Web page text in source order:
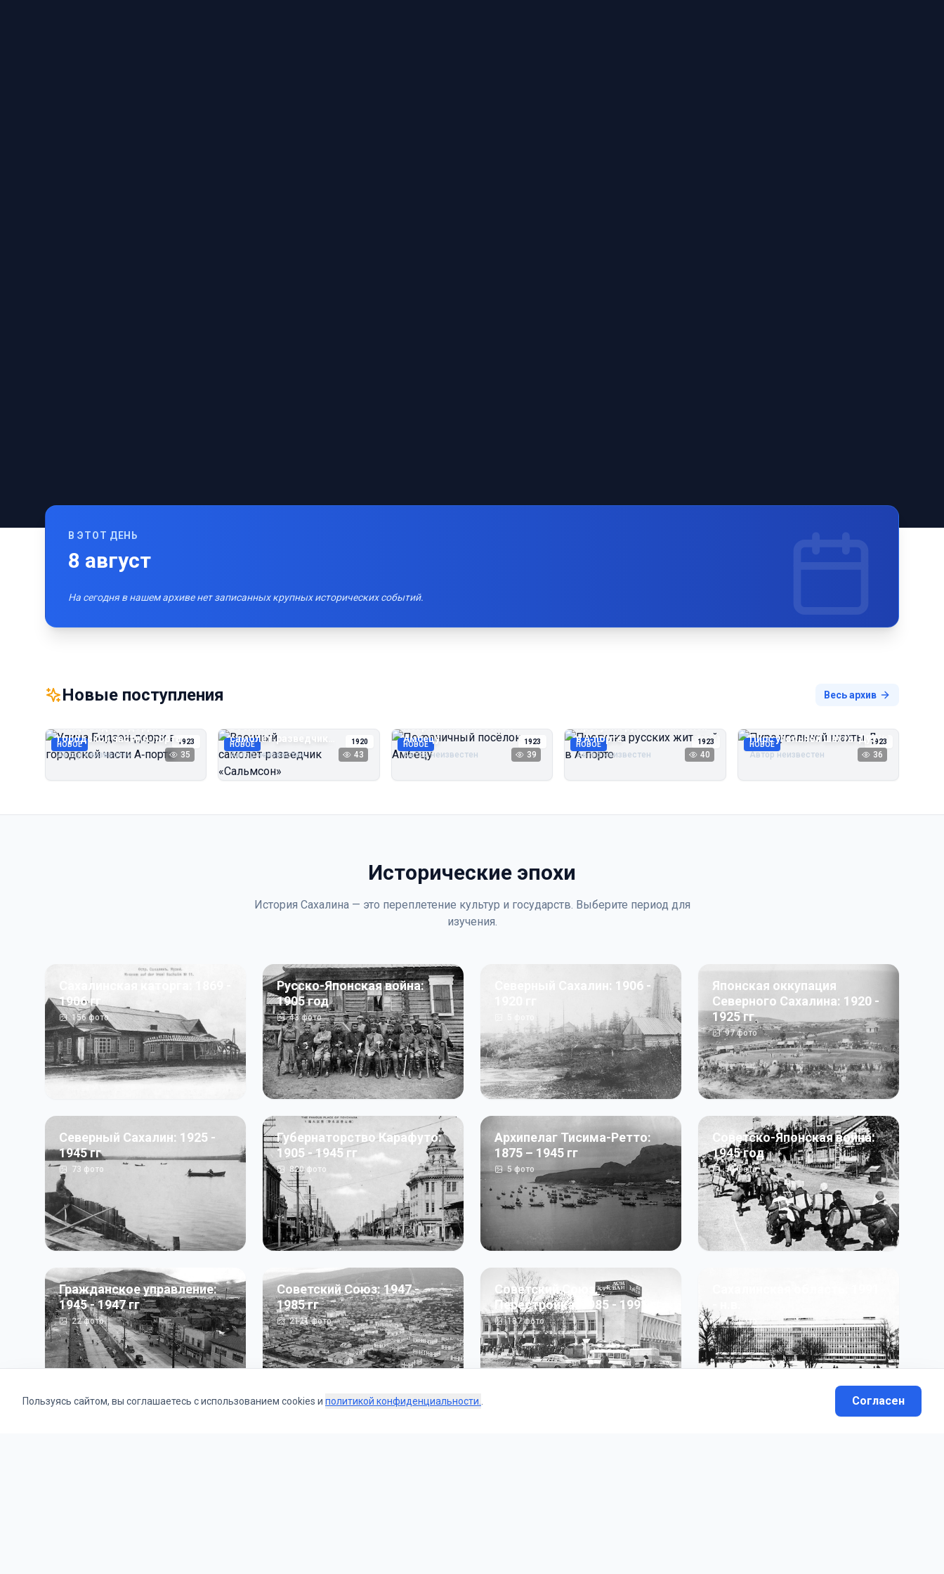
В ЭТОТ ДЕНЬ
8 август
На сегодня в нашем архиве нет записанных крупных исторических событий.
Новые поступления Весь архив
НОВОЕ 1923
Улица Бидзэн‑дорри в
городской части А‑порта
Автор неизвестен 35
НОВОЕ 1920
Военный
самолёт‑разведчик
«Сальмсон»
Автор неизвестен 43
НОВОЕ 1923
Пограничный посёлок
Амбецу
Автор неизвестен 39
НОВОЕ 1923
Прогулка русских жителей
в А‑порте
Автор неизвестен 40
НОВОЕ 1923
Пирс угольной шахты Дуэ
Автор неизвестен 36
Исторические эпохи
История Сахалина — это переплетение культур и государств. Выберите период для
изучения.
Сахалинская каторга: 1869 -
1906 гг
156фото
Русско-Японская война:
1905 год
43фото
Северный Сахалин: 1906 -
Японская оккупация
Северного Сахалина: 1920 -
1925 гг
97фото
Северный Сахалин: 1925 -
1945 гг
73 фото
Губернаторство Карафуто:
1905 - 1945 гг
820фото
Архипелаг Тисима-Ретто:
1875 – 1945 гг
5фото
Советско-Японская война:
1945 год
50фото
Гражданское управление:
1945 - 1947 гг
22фото
Советский Союз: 1947 -
1985 гг
2121фото
Советский Союз.
Перестройка: 1985 - 1991 гг
187фото 13фото
Пользуясь сайтом, вы соглашаетесь с использованием cookies и политикой конфиденциальности. Согласен